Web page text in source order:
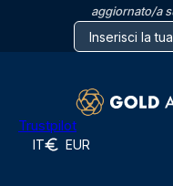
aggiornato/a
Trustpilot
IT EUR